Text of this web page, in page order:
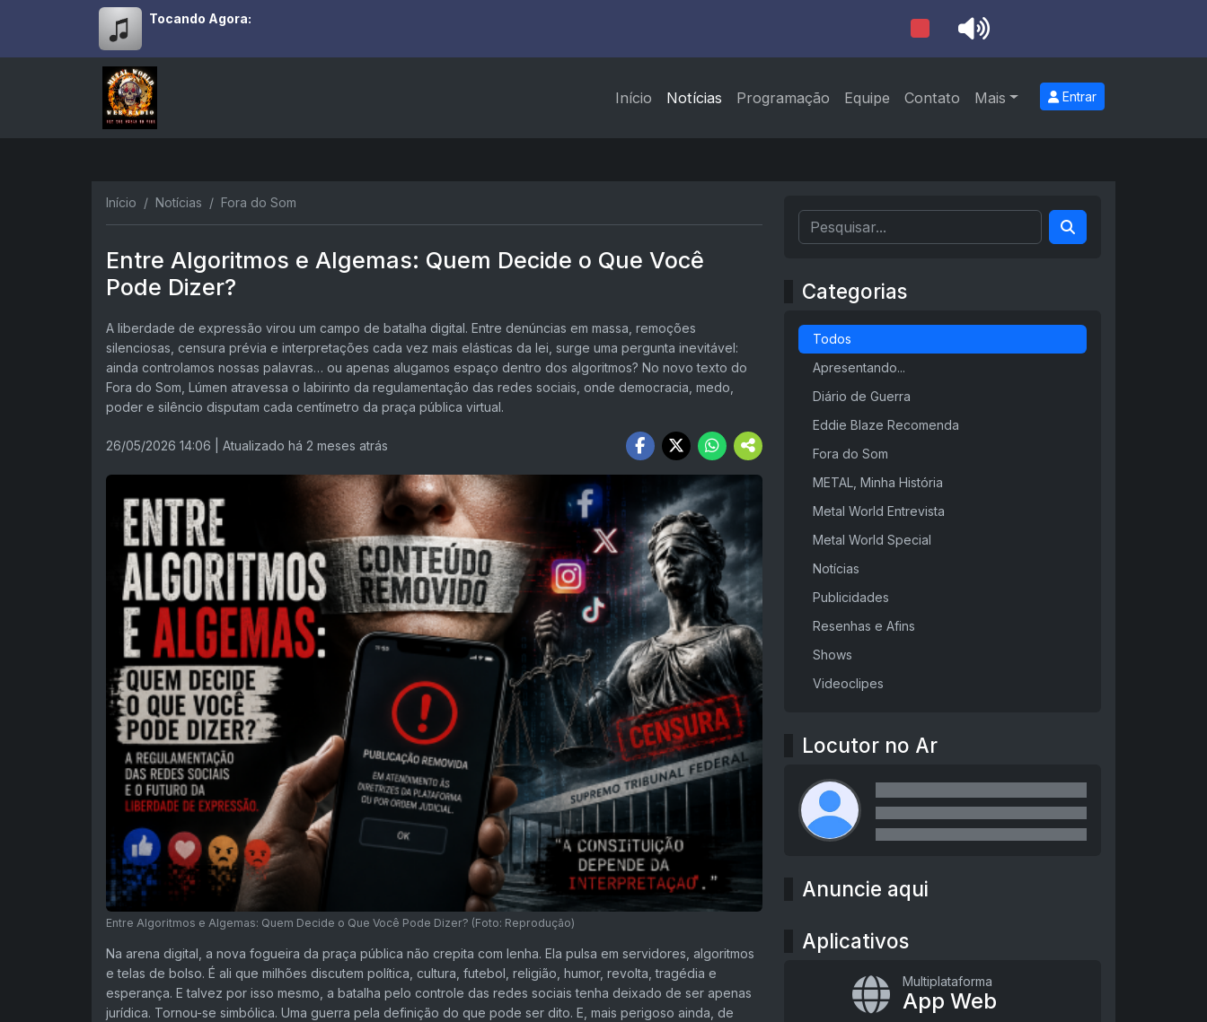
Tocando Agora:
Início Notícias Programação Equipe Contato Mais Entrar
Início Notícias Fora do Som
Entre Algoritmos e Algemas: Quem Decide o Que Você
Pode Dizer?
A liberdade de expressão virou um campo de batalha digital. Entre denúncias em massa, remoções
silenciosas, censura prévia e interpretações cada vez mais elásticas da lei, surge uma pergunta inevitável:
ainda controlamos nossas palavras… ou apenas alugamos espaço dentro dos algoritmos? No novo texto do
Fora do Som, Lúmen atravessa o labirinto da regulamentação das redes sociais, onde democracia, medo,
poder e silêncio disputam cada centímetro da praça pública virtual.
26/05/2026 14:06 | Atualizado há 2 meses atrás
Entre Algoritmos e Algemas: Quem Decide o Que Você Pode Dizer? (Foto: Reprodução)
Na arena digital, a nova fogueira da praça pública não crepita com lenha. Ela pulsa em servidores, algoritmos
e telas de bolso. É ali que milhões discutem política, cultura, futebol, religião, humor, revolta, tragédia e
esperança. E talvez por isso mesmo, a batalha pelo controle das redes sociais tenha deixado de ser apenas
jurídica. Tornou-se simbólica. Uma guerra pela definição do que pode ser dito. E, mais perigoso ainda, de
Categorias
Todos
Apresentando...
Diário de Guerra
Eddie Blaze Recomenda
Fora do Som
METAL, Minha História
Metal World Entrevista
Metal World Special
Notícias
Publicidades
Resenhas e Afins
Shows
Videoclipes
Locutor no Ar
Anuncie aqui
Aplicativos
Multiplataforma
App Web